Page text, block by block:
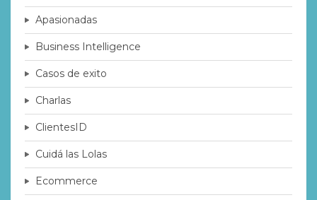
Apasionadas
Business Intelligence
Casos de exito
Charlas
ClientesID
Cuidá las Lolas
Ecommerce